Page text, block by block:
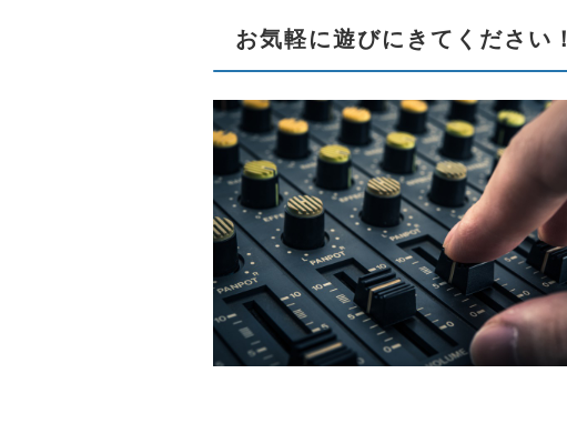
お気軽に遊びにきてください！